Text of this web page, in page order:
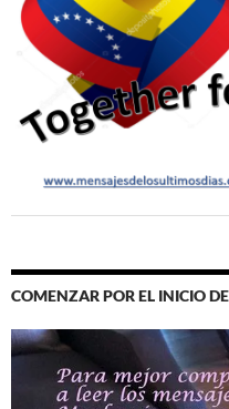
COMENZAR POR EL INICIO